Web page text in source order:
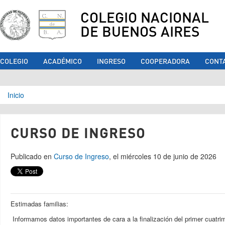
COLEGIO NACIONAL
DE BUENOS AIRES
COLEGIO ACADÉMICO INGRESO COOPERADORA
Se encuentra usted aquí
Inicio
CURSO DE INGRESO
Publicado en Curso de Ingreso, el miércoles 10 de junio de 2026
Estimadas familias:
Informamos datos importantes de cara a la finalización del primer